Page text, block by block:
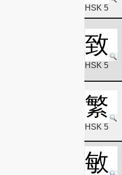
HSK 5
致
HSK 5
繁
HSK 5
敏